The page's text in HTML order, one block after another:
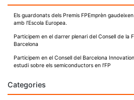
Els guardonats dels Premis FPEmprèn
amb l’Escola Europea.
Participem en el darrer plenari del Consell de la
Barcelona
Participem en el Consell del Barcelona
estudi sobre els semiconductors en l’FP
Categories